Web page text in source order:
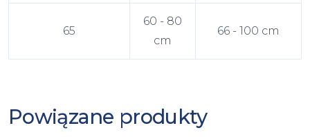
65
60 - 80
cm
66 - 100 cm
Powiązane produkty